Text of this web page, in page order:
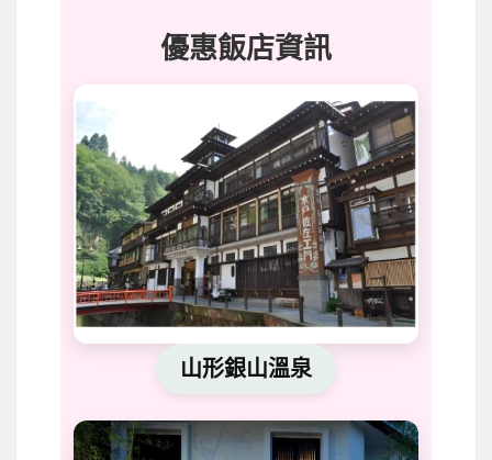
優惠飯店資訊
山形銀山溫泉